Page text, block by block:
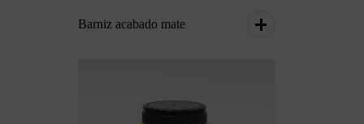
Barniz acabado mate